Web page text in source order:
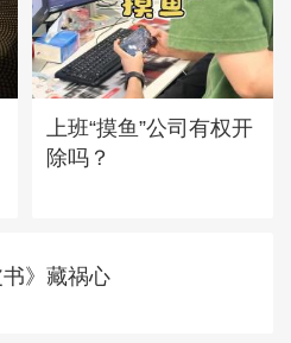
上班“摸鱼”公司有权开
除吗？
》藏祸心